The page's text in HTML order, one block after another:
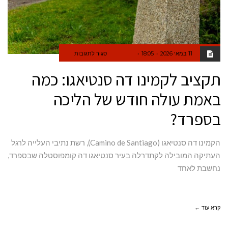
11 במאי 2026 18:05 סגור לתגובות
תקציב לקמינו דה סנטיאגו: כמה
באמת עולה חודש של הליכה
בספרד?
הקמינו דה סנטיאגו (Camino de Santiago), רשת נתיבי העלייה לרגל
העתיקה המובילה לקתדרלה בעיר סנטיאגו דה קומפוסטלה שבספרד,
נחשבת לאחד
קרא עוד ←